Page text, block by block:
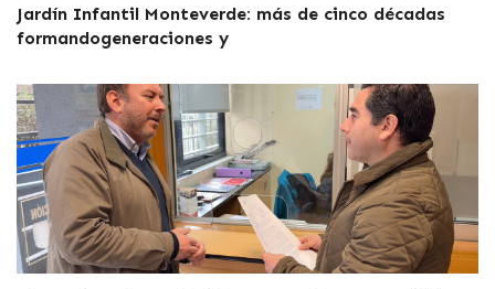
Jardín Infantil Monteverde: más de cinco décadas
formandogeneraciones y